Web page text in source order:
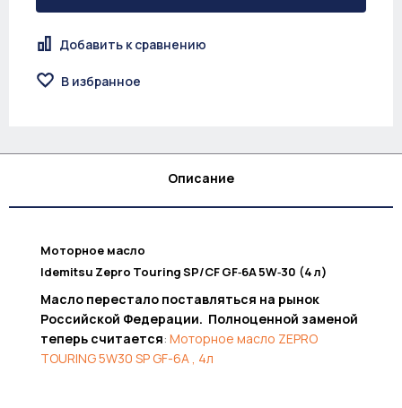
Добавить к сравнению
В избранное
Описание
Моторное масло
Idemitsu Zepro Touring SP/CF GF‑6A 5W‑30 (4 л)
Масло перестало поставляться на рынок
Российской Федерации. Полноценной заменой
теперь считается: Моторное масло ZEPRO
TOURING 5W30 SP GF-6A , 4л